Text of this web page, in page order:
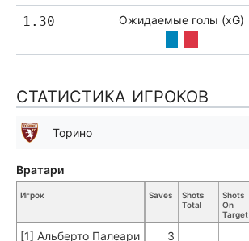
1.30 Ожидаемые голы (xG)
СТАТИСТИКА ИГРОКОВ
Торино
Игрок Saves
Shots
Total
Shots
On
Target
[1] Альберто Палеари 3
Вратари